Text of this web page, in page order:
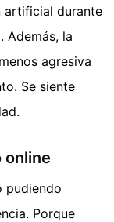
artificial durante
Además, la
agresiva
Se siente
online
pudiendo
Porque